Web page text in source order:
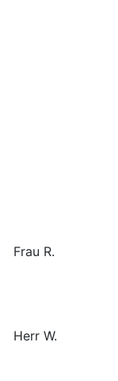
Frau R.
Herr W.